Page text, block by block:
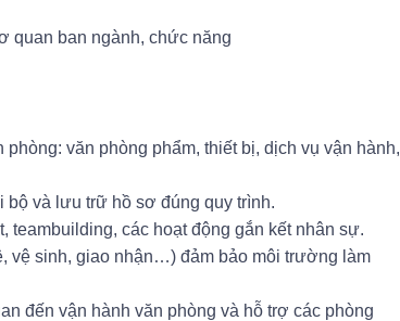
quan ban ngành, chức năng
văn phòng phẩm, thiết bị, dịch vụ vận hành,
bộ và lưu trữ hồ sơ đúng quy trình.
teambuilding, các hoạt động gắn kết nhân sự.
vệ sinh, giao nhận…) đảm bảo môi trường làm
đến vận hành văn phòng và hỗ trợ các phòng